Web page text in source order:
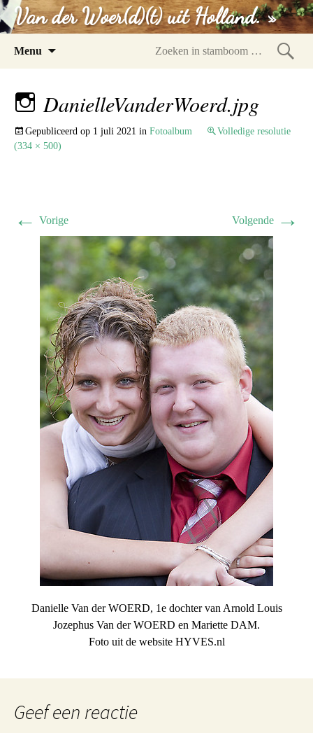
Van der Woer(d)(t) uit Holland. »
Menu
DanielleVanderWoerd.jpg
Gepubliceerd op 1 juli 2021 in Fotoalbum
Volledige resolutie
(334 × 500)
← Vorige Volgende →
Danielle Van der WOERD, 1e dochter van Arnold Louis
Jozephus Van der WOERD en Mariette DAM.
Foto uit de website HYVES.nl
Geef een reactie